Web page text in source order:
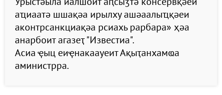
аҵиаатә шшақәа ирылху ашәаалыҵқәеи
аконтрсанкциақәа рсиахь рарбара» ҳәа
анарбоит агазеҭ "Известиа".
Асиа ҿыц еиҿнакаауеит Ақыҭанхамҩа
аминистрра.